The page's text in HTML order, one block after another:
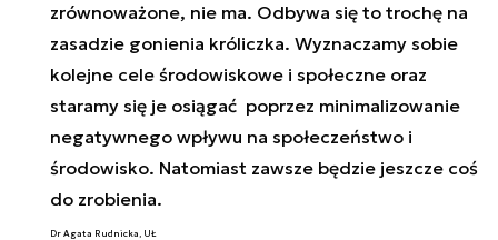
zrównoważone, nie ma. Odbywa się to trochę na
zasadzie gonienia króliczka. Wyznaczamy sobie
kolejne cele środowiskowe i społeczne oraz
staramy się je osiągać poprzez minimalizowanie
negatywnego wpływu na społeczeństwo i
środowisko. Natomiast zawsze będzie jeszcze coś
do zrobienia.
Dr Agata Rudnicka, UŁ